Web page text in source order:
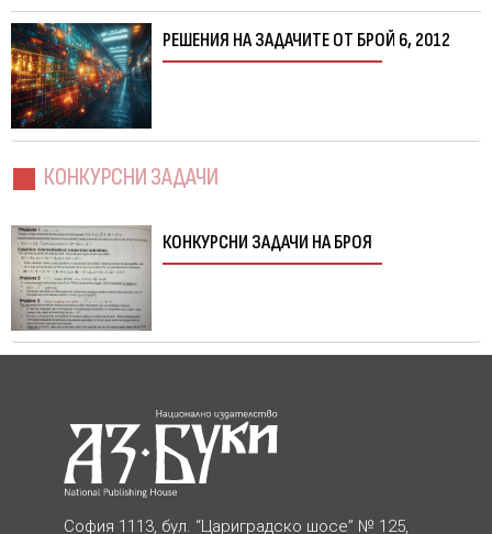
РЕШЕНИЯ НА ЗАДАЧИТЕ ОТ БРОЙ 6, 2012
КОНКУРСНИ ЗАДАЧИ
КОНКУРСНИ ЗАДАЧИ НА БРОЯ
София 1113, бул. “Цариградско шосе” № 125,